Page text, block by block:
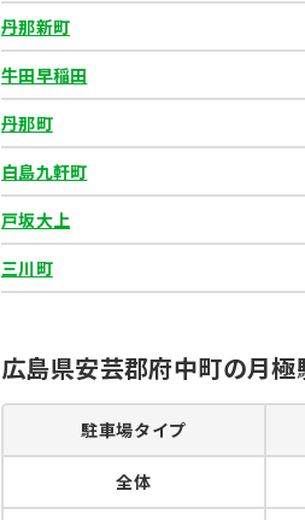
11 オロール８駐車場
広島県広島市南区東雲2丁目10-30
形態：平置き（アスファルト）
月極駐車場
丹那新町
牛田早稲田
丹那町
白島九軒町
戸坂大上
三川町
広島県安芸郡府中町の月
駐車場タイプ
全体